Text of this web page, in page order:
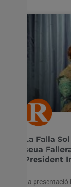
La Falla
seua
President
La